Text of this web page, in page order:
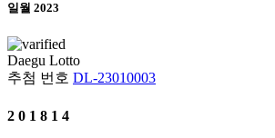
일월 2023
Daegu Lotto
추첨 번호 DL-23010003
2 0 1 8 1 4